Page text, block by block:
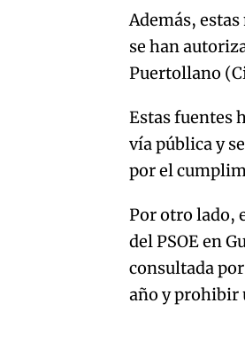
Además,
se han
Puertollano
Estas fuentes
vía pública y
por el
Por otro lado,
del PSOE en
consultada
año y prohibir